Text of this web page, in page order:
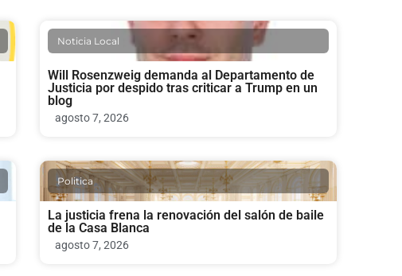
Noticia Local
Will Rosenzweig demanda al Departamento de
Justicia por despido tras criticar a Trump en un
blog
agosto 7, 2026
Politica
La justicia frena la renovación del salón de baile
de la Casa Blanca
agosto 7, 2026